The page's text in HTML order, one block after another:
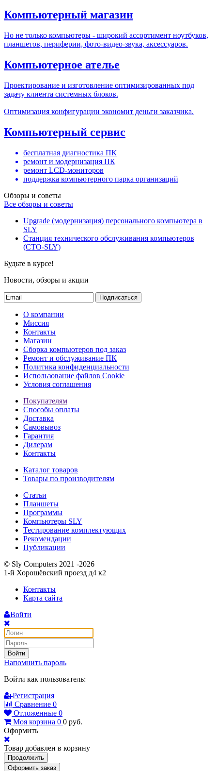
Компьютерный магазин
Но не только компьютеры - широкий ассортимент ноутбуков,
планшетов, периферии, фото-видео-звука, аксессуаров.
Компьютерное ателье
Проектирование и изготовление оптимизированных под
задачу клиента системных блоков.
Оптимизация конфигурации экономит деньги заказчика.
Компьютерный сервис
бесплатная диагностика ПК
ремонт и модернизация ПК
ремонт LCD-мониторов
поддержка компьютерного парка организаций
Обзоры и советы
Все обзоры и советы
Upgrade (модернизация) персонального компьютера в
SLY
Станция технического обслуживания компьютеров
(СТО-SLY)
Будьте в курсе!
Новости, обзоры и акции
Подписаться
О компании
Миссия
Контакты
Магазин
Сборка компьютеров под заказ
Ремонт и обслуживание ПК
Политика конфиденциальности
Использование файлов Cookie
Условия соглашения
Покупателям
Способы оплаты
Доставка
Самовывоз
Гарантия
Дилерам
Контакты
Каталог товаров
Товары по производителям
Статьи
Планшеты
Программы
Компьютеры SLY
Тестирование комплектующих
Рекомендации
Публикации
© Sly Computers 2021 -2026
1-й Хорошёвский проезд д4 к2
Контакты
Карта сайта
Войти
Войти
Напомнить пароль
Войти как пользователь:
Регистрация
Сравнение 0
Отложенные 0
Моя корзина 0 0 руб.
Оформить
Товар добавлен в корзину
Продолжить
Оформить заказ